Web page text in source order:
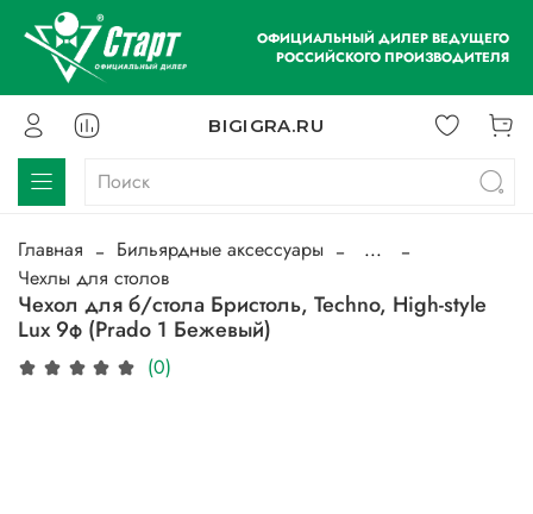
ОФИЦИАЛЬНЫЙ ДИЛЕР ВЕДУЩЕГО
РОССИЙСКОГО ПРОИЗВОДИТЕЛЯ
BIGIGRA.RU
Главная Бильярдные аксессуары
...
Чехлы для столов
Чехол для б/стола Бристоль, Techno, High-style
Lux 9ф (Prado 1 Бежевый)
(0)